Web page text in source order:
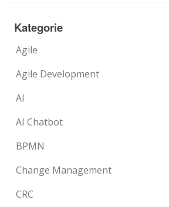
Kategorie
Agile
Agile Development
AI
AI Chatbot
BPMN
Change Management
CRC